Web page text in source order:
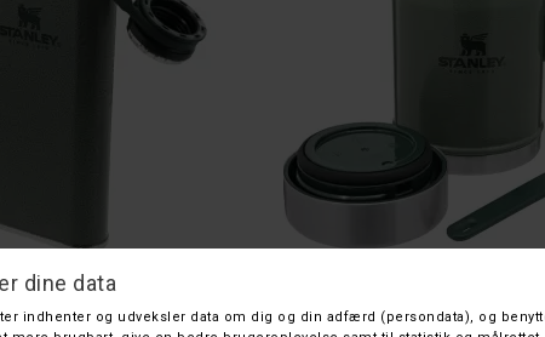
STANLEY
LOMMELÆRKE 0,23 LTR. STANLEY LEGENDARY FOOD